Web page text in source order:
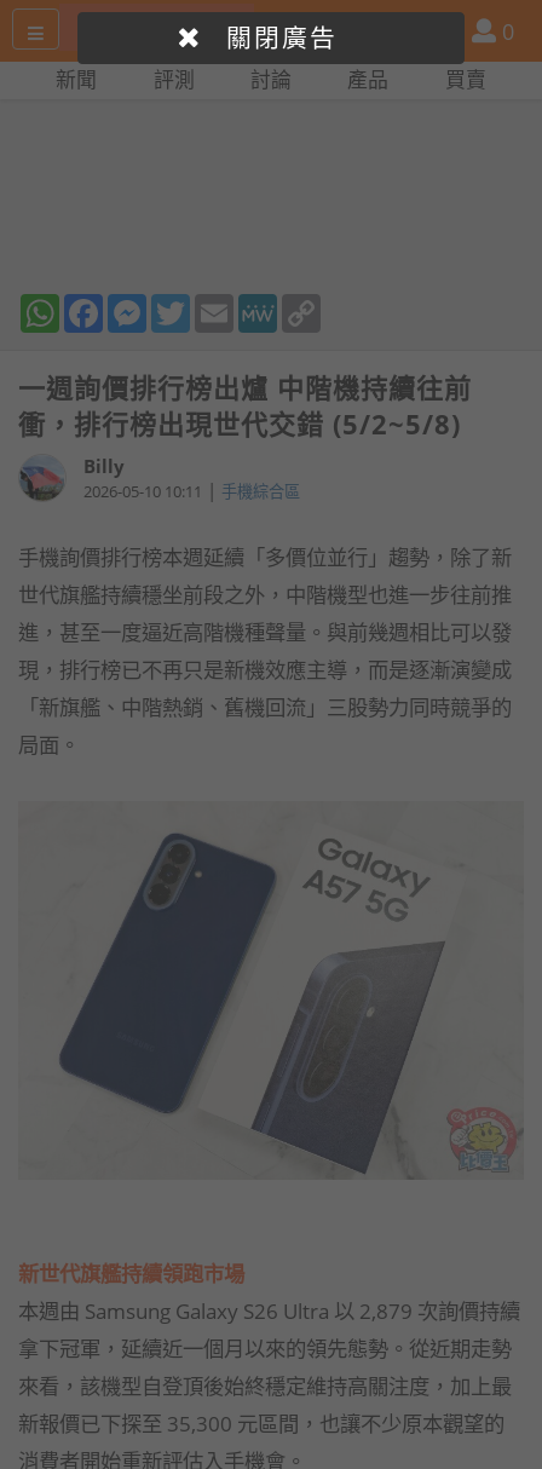
尋
產
品
比
會
員
0
新聞 評測 討論 產品 買賣
WhatsAppFacebookMessenger
TwitterEmail MeWe
一週詢價排行榜出爐 中階機持續往前
衝，排行榜出現世代交錯 (5/2~5/8)
Billy
2026-05-10 10:11 | 手機綜合區
手機詢價排行榜本週延續「多價位並行」趨勢，除了新
世代旗艦持續穩坐前段之外，中階機型也進一步往前推
進，甚至一度逼近高階機種聲量。與前幾週相比可以發
現，排行榜已不再只是新機效應主導，而是逐漸演變成
「新旗艦、中階熱銷、舊機回流」三股勢力同時競爭的
局面。
新世代旗艦持續領跑市場
本週由 Samsung Galaxy S26 Ultra 以 2,879 次詢價持續
拿下冠軍，延續近一個月以來的領先態勢。從近期走勢
來看，該機型自登頂後始終穩定維持高關注度，加上最
新報價已下探至 35,300 元區間，也讓不少原本觀望的
消費者開始重新評估入手機會。
關閉廣告